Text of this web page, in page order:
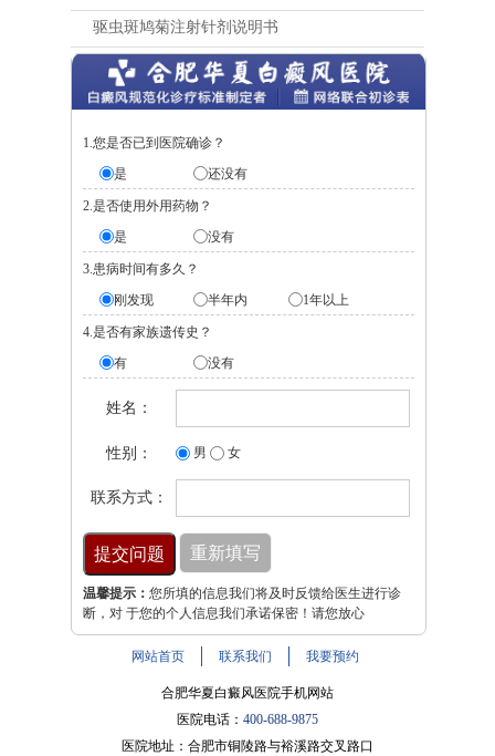
驱虫斑鸠菊注射针剂说明书
1.您是否已到医院确诊？
是
还没有
2.是否使用外用药物？
是
没有
3.患病时间有多久？
刚发现
半年内 1年以上
4.是否有家族遗传史？
有
没有
姓名：
性别： 男 女
联系方式：
温馨提示： 您所填的信息我们将及时反馈给医生进行诊
断，对 于您的个人信息我们承诺保密！请您放心
网站首页 联系我们 我要预约
合肥华夏白癜风医院手机网站
医院电话： 400-688-9875
医院地址：合肥市铜陵路与裕溪路交叉路口